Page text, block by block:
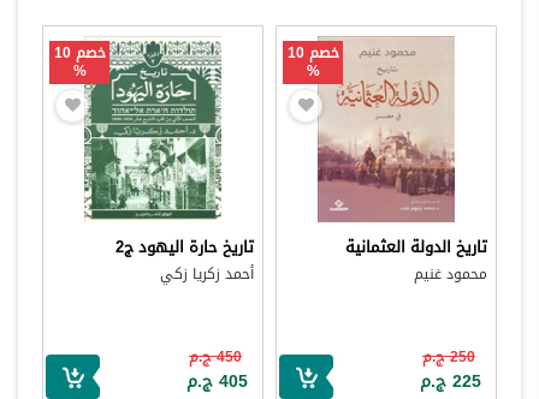
خصم 10
%
تاريخ الدولة العثمانية
محمود غنيم
250 ج.م
225 ج.م
خصم 10
%
تاريخ حارة اليهود ج2
أحمد زكريا زكي
450 ج.م
405 ج.م